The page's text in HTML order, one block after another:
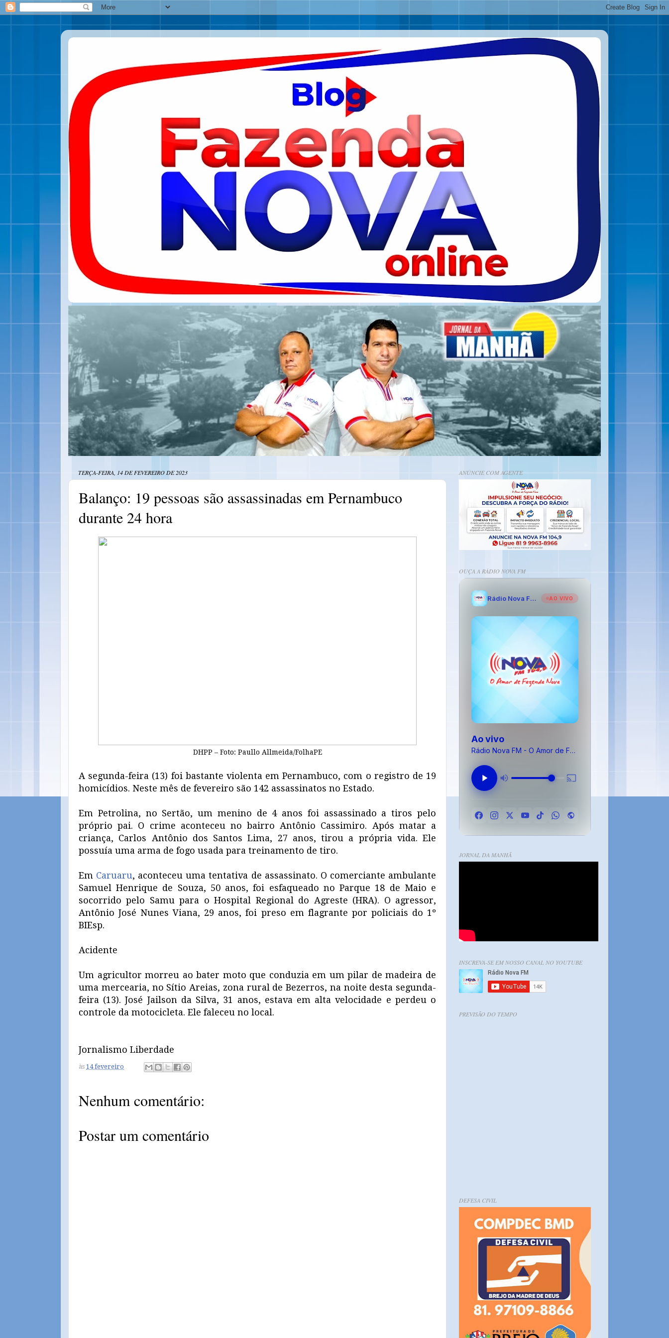
TERÇA-FEIRA, 14 DE FEVEREIRO DE 2023
Balanço: 19 pessoas são assassinadas em Pernambuco
durante 24 hora
DHPP – Foto: Paullo Allmeida/FolhaPE
A segunda-feira (13) foi bastante violenta em Pernambuco, com o registro de 19
homicídios. Neste mês de fevereiro são 142 assassinatos no Estado.
Em Petrolina, no Sertão, um menino de 4 anos foi assassinado a tiros pelo
próprio pai. O crime aconteceu no bairro Antônio Cassimiro. Após matar a
criança, Carlos Antônio dos Santos Lima, 27 anos, tirou a própria vida. Ele
possuía uma arma de fogo usada para treinamento de tiro.
Em Caruaru, aconteceu uma tentativa de assassinato. O comerciante ambulante
Samuel Henrique de Souza, 50 anos, foi esfaqueado no Parque 18 de Maio e
socorrido pelo Samu para o Hospital Regional do Agreste (HRA). O agressor,
Antônio José Nunes Viana, 29 anos, foi preso em flagrante por policiais do 1º
BIEsp.
Acidente
Um agricultor morreu ao bater moto que conduzia em um pilar de madeira de
uma mercearia, no Sítio Areias, zona rural de Bezerros, na noite desta segunda-
feira (13). José Jailson da Silva, 31 anos, estava em alta velocidade e perdeu o
controle da motocicleta. Ele faleceu no local.
Jornalismo Liberdade
às 14 fevereiro
Nenhum comentário:
Postar um comentário
ANÚNCIE COM AGENTE
OUÇA A RÁDIO NOVA FM
Rádio Nova FM - O Amor de Fazenda Nova AO VIVO
Ao vivo
Rádio Nova FM - O Amor de Fazenda Nova
JORNAL DA MANHÃ
INSCREVA-SE EM NOSSO CANAL NO YOUTUBE
PREVISÃO DO TEMPO
DEFESA CIVIL